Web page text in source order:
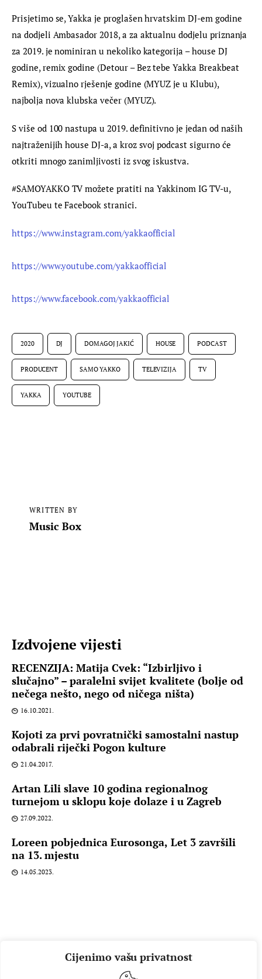
Cijenimo vašu privatnost
Prisjetimo se, Yakka je proglašen hrvatskim DJ-em godine
na dodjeli Ambasador 2018, a za aktualnu dodjelu priznanja
za 2019. je nominiran u nekoliko kategorija – house DJ
godine, remix godine (Detour – Bez tebe Yakka Breakbeat
Remix), vizualno rješenje godine (MYUZ je u Klubu),
najbolja nova klubska večer (MYUZ).
S više od 100 nastupa u 2019. definitivno je jedan od naših
najtraženijih house DJ-a, a kroz svoj podcast sigurno će
otkriti mnogo zanimljivosti iz svog iskustva.
#SAMOYAKKO TV možete pratiti na Yakkinom IG TV-u,
YouTubeu te Facebook stranici.
https://www.instagram.com/yakkaofficial
https://www.youtube.com/yakkaofficial
https://www.facebook.com/yakkaofficial
2020 DJ DOMAGOJ JAKIĆ HOUSE PODCAST
PRODUCENT SAMO YAKKO TELEVIZIJA TV
YAKKA YOUTUBE
WRITTEN BY
Music Box
Izdvojene vijesti
RECENZIJA: Matija Cvek: “Izbirljivo i
slučajno” – paralelni svijet kvalitete (bolje od
nečega nešto, nego od ničega ništa)
16.10.2021.
Kojoti za prvi povratnički samostalni nastup
odabrali riječki Pogon kulture
21.04.2017.
Artan Lili slave 10 godina regionalnog
turnejom u sklopu koje dolaze i u Zagreb
27.09.2022.
Loreen pobjednica Eurosonga, Let 3 završili
na 13. mjestu
14.05.2023.